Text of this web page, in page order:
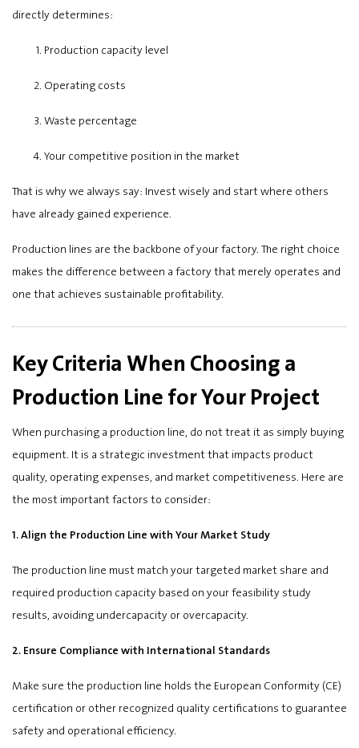
directly determines:
Production capacity level
Operating costs
Waste percentage
Your competitive position in the market
That is why we always say: Invest wisely and start where others
have already gained experience.
Production lines are the backbone of your factory. The right choice
makes the difference between a factory that merely operates and
one that achieves sustainable profitability.
Key Criteria When Choosing a
Production Line for Your Project
When purchasing a production line, do not treat it as simply buying
equipment. It is a strategic investment that impacts product
quality, operating expenses, and market competitiveness. Here are
the most important factors to consider:
1. Align the Production Line with Your Market Study
The production line must match your targeted market share and
required production capacity based on your feasibility study
results, avoiding undercapacity or overcapacity.
2. Ensure Compliance with International Standards
Make sure the production line holds the European Conformity (CE)
certification or other recognized quality certifications to guarantee
safety and operational efficiency.